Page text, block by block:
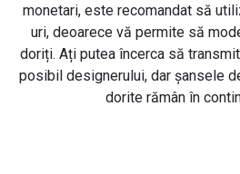
monetari, este recomandat să
uri, deoarece vă permite să
doriți. Ați putea încerca să
posibil designerului, dar șansele
dorite rămân în